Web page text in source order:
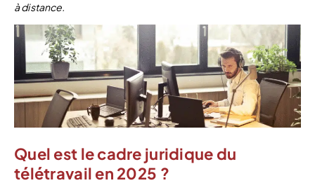
à distance.
Quel est le cadre juridique du
télétravail en 2025 ?